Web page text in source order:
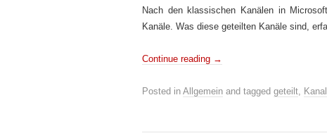
Nach den klassischen Kanälen in
Kanäle. Was diese geteilten Kanäle sind,
Continue reading →
Posted in Allgemein and tagged geteilt, Kanal